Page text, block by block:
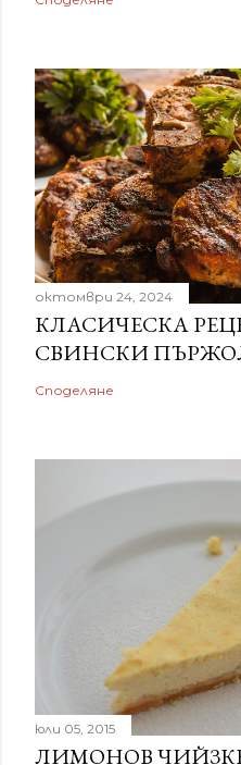
октомври 24, 2024
КЛАСИЧЕСКА
СВИНСКИ
Споделяне
юли 05, 2015
ЛИМОНОВ